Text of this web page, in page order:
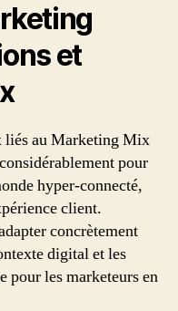
et
liés au Marketing Mix
pour
hyper-connecté,
client.
concrètement
digital et les
pour les marketeurs en